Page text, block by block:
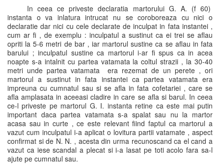
In ceea ce priveste declaratia martorului G. A. (f 60)
instanta o va inlatura intrucat nu se coroboreaza cu nici o
declaratie dar nici cu cele declarate de inculpat in fata instantei ,
cum ar fi , de exemplu : inculpatul a sustinut ca ei trei se aflau
opriti la 5-6 metri de bar , iar martorul sustine ca se aflau in fata
barului ; inculpatul sustine ca martorul i-ar fi spus ca in acea
noapte s-a intalnit cu partea vatamata la coltul strazii , la 30-40
metri unde partea vatamata era rezemat de un perete , ori
martorul a sustinut in fata instantei ca partea vatamata era
impreuna cu cumnatul sau si se afla in fata cofetariei , care se
afla amplasata in aceeasi cladire in care se afla si barul. In ceea
ce-l priveste pe martorul G. I. instanta retine ca este mai putin
important daca partea vatamata s-a spalat sau nu la martor
acasa sau in curte , ce este relevant fiind faptul ca martorul a
vazut cum inculpatul i-a aplicat o lovitura partii vatamate , aspect
confirmat si de N. N. , acesta din urma recunoscand ca el cand a
vazut ca iese scandal a plecat si i-a lasat pe toti acolo fara sa-l
ajute pe cumnatul sau.